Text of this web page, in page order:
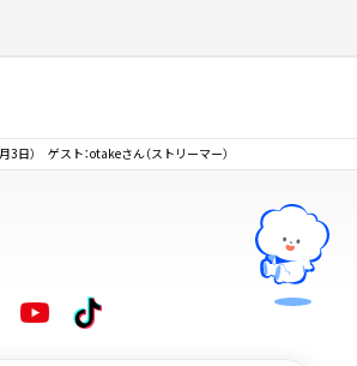
3日） ゲスト：otakeさん（ストリーマー）